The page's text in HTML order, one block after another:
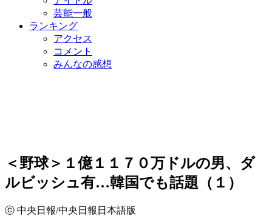
芸能一般
ランキング
アクセス
コメント
みんなの感想
＜野球＞１億１１７０万ドルの男、ダ
ルビッシュ有…韓国でも話題（１）
ⓒ 中央日報/中央日報日本語版